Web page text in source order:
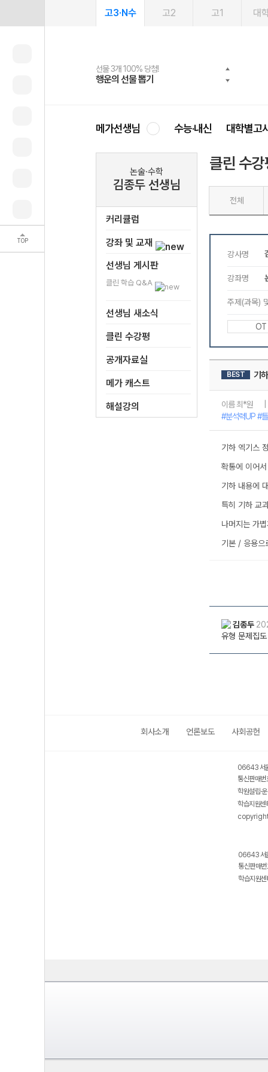
TOP
고3·N수 고2 고1 대
선물 3개 100% 당첨!
행운의 선물 뽑기
선물 100% 증정!
메가스터디 X 올리브
2027 러셀 단과
강사 공개선발
스마트러닝앱
설문 EVENT
메가패스
3일 무료 체험권
메가패스 수강생 무료혜택!
메가클럽 멤버십
사회공헌 캠페인
희망이룸 메가나눔
메가선생님 수능·내신 대학별고
논술·수학
김종두 선생님
커리큘럼
강좌 및 교재
선생님 게시판
클린 학습 Q&A
선생님 새소식
클린 수강평
공개자료실
메가 캐스트
해설강의
클린 수강
전체
회사소개 언론보도 사회공헌
06643 서
통신판매
학원설립·
학습지원
06643 서
통신판매
학습지원